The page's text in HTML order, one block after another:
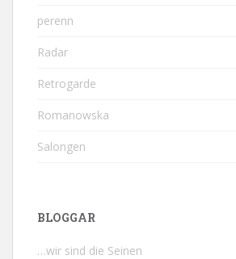
perenn
Radar
Retrogarde
Romanowska
Salongen
BLOGGAR
…wir sind die Seinen